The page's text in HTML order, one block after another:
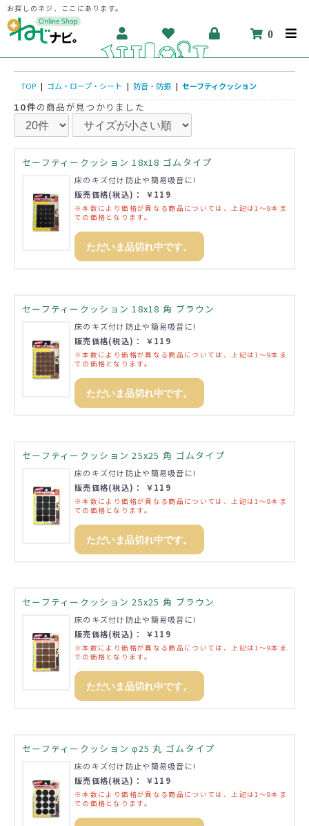
お探しのネジ、ここにあります。
0
TOP | ゴム・ロープ・シート | 防音・防振 | セーフティクッション
10件の商品が見つかりました
セーフティークッション 18x18 ゴムタイプ
床のキズ付け防止や簡易吸音に!
販売価格(税込)： ￥119
※本数により価格が異なる商品については、上記は1～9本ま
での価格となります。
ただいま品切れ中です。
セーフティークッション 18x18 角 ブラウン
床のキズ付け防止や簡易吸音に!
販売価格(税込)： ￥119
※本数により価格が異なる商品については、上記は1～9本ま
での価格となります。
ただいま品切れ中です。
セーフティークッション 25x25 角 ゴムタイプ
床のキズ付け防止や簡易吸音に!
販売価格(税込)： ￥119
※本数により価格が異なる商品については、上記は1～9本ま
での価格となります。
ただいま品切れ中です。
セーフティークッション 25x25 角 ブラウン
床のキズ付け防止や簡易吸音に!
販売価格(税込)： ￥119
※本数により価格が異なる商品については、上記は1～9本ま
での価格となります。
ただいま品切れ中です。
セーフティークッション φ25 丸 ゴムタイプ
床のキズ付け防止や簡易吸音に!
販売価格(税込)： ￥119
※本数により価格が異なる商品については、上記は1～9本ま
での価格となります。